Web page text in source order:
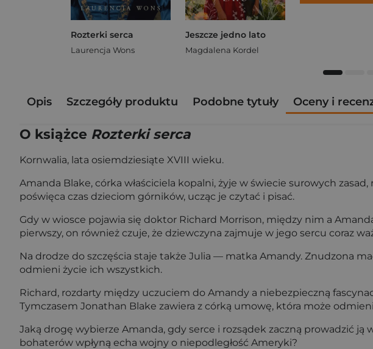
Rozterki serca
Laurencja Wons
Jeszcze jedno lato
Magdalena Kordel
Opis Szczegóły produktu Podobne tytuły Oceny i
O książce Rozterki serca
Kornwalia, lata osiemdziesiąte XVIII wieku.
Amanda Blake, córka właściciela kopalni, żyje w świecie surowych
poświęca czas dzieciom górników, ucząc je czytać i pisać.
Gdy w wiosce pojawia się doktor Richard Morrison, między nim a
pierwszy, on również czuje, że dziewczyna zajmuje w jego sercu coraz
Na drodze do szczęścia staje także Julia — matka Amandy. Znudzona
odmieni życie ich wszystkich.
Richard, rozdarty między uczuciem do Amandy a niebezpieczną
Tymczasem Jonathan Blake zawiera z córką umowę, która może
Jaką drogę wybierze Amanda, gdy serce i rozsądek zaczną prowadzić ją
bohaterów wpłyną echa wojny o niepodległość Ameryki?